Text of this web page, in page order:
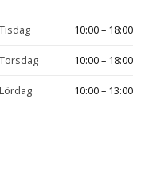
Tisdag 10:00 – 18:00
Torsdag 10:00 – 18:00
Lördag 10:00 – 13:00